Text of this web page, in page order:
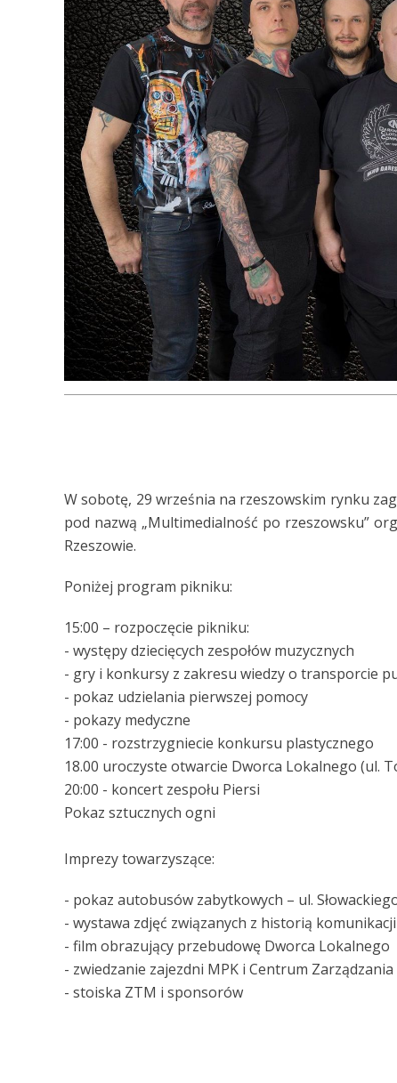
W sobotę, 29 września na rzeszowskim rynku
pod nazwą „Multimedialność po rzeszowsku”
Rzeszowie.
Poniżej program pikniku:
15:00 – rozpoczęcie pikniku:
- występy dziecięcych zespołów muzycznych
- gry i konkursy z zakresu wiedzy o transporcie
- pokaz udzielania pierwszej pomocy
- pokazy medyczne
17:00 - rozstrzygniecie konkursu plastycznego
18.00 uroczyste otwarcie Dworca Lokalnego (ul.
20:00 - koncert zespołu Piersi
Pokaz sztucznych ogni
Imprezy towarzyszące:
- pokaz autobusów zabytkowych – ul.
- wystawa zdjęć związanych z historią
- film obrazujący przebudowę Dworca Lokalnego
- zwiedzanie zajezdni MPK i Centrum
- stoiska ZTM i sponsorów